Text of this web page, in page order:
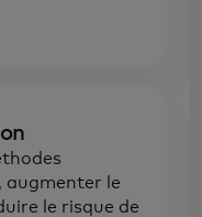
le
le risque de